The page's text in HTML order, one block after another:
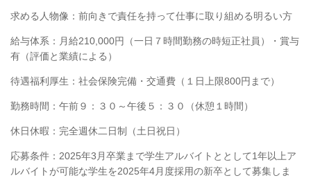
求める人物像：前向きで責任を持って仕事に取り組める明るい方
給与体系：月給210,000円（一日７時間勤務の時短正社員）・賞与
有（評価と業績による）
待遇福利厚生：社会保険完備・交通費（１日上限800円まで）
勤務時間：午前９：３０～午後５：３０（休憩１時間）
休日休暇：完全週休二日制（土日祝日）
応募条件：2025年3月卒業まで学生アルバイトととして1年以上ア
ルバイトが可能な学生を2025年4月度採用の新卒として募集しま